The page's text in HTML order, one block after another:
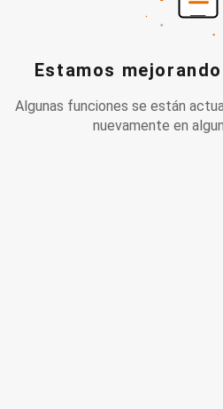
Estamos
Algunas funciones se están
nuevamente en